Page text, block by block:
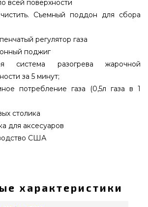
всей поверхности
Съемный поддон для сбора
регулятор газа
поджиг
система разогрева жарочной
за 5 минут;
потребление газа (0,5л газа в 1
столика
для аксесуаров
США
оправданной стоимости всего 22
грилей и мангалов GrillPoint.
характеристики